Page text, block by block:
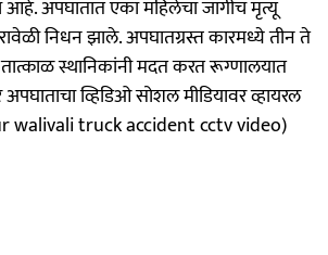
आहे. अपघातात एका महिलेचा जागीच मृत्यू
निधन झाले. अपघातग्रस्त कारमध्ये तीन ते
स्थानिकांनी मदत करत रूग्णालयात
व्हिडिओ सोशल मीडियावर व्हायरल
walivali truck accident cctv video)